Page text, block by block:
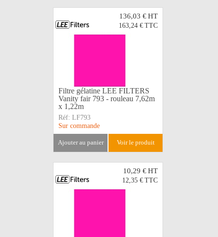
136,03 €HT
163,24 € TTC
Filtre gélatine LEE FILTERS
Vanity fair 793 - rouleau 7,62m
x 1,22m
Réf: LF793
Sur commande
ajouter au panier voir le produit
10,29 €HT
12,35 € TTC